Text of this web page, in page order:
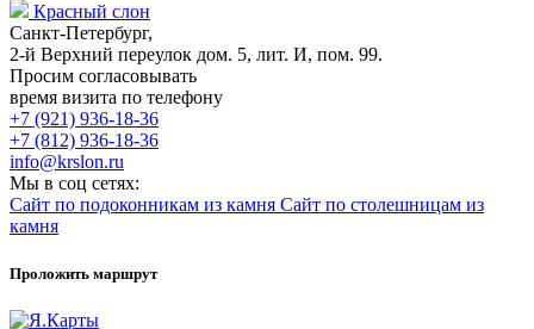
Красный слон
Санкт-Петербург,
2-й Верхний переулок дом. 5, лит. И, пом. 99.
Просим согласовывать
время визита по телефону
+7 (921) 936-18-36
+7 (812) 936-18-36
info@krslon.ru
Мы в соц сетях:
Сайт по подоконникам из камня Сайт по столешницам из
камня
Проложить маршрут